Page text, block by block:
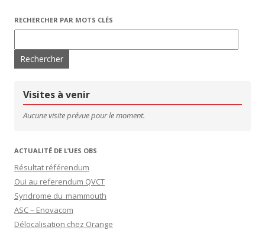
RECHERCHER PAR MOTS CLÉS
Visites à venir
Aucune visite prévue pour le moment.
ACTUALITÉ DE L’UES OBS
Résultat référendum
Oui au referendum QVCT
Syndrome du mammouth
ASC – Enovacom
Délocalisation chez Orange